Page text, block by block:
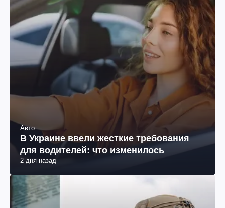
Авто
В Украине ввели жесткие требования
для водителей: что изменилось
2 дня назад